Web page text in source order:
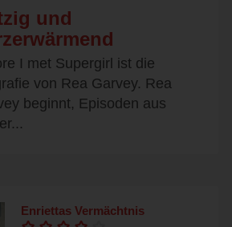
und
I met Supergirl ist die
von Rea Garvey. Rea
beginnt, Episoden aus
Enriettas Vermächtnis